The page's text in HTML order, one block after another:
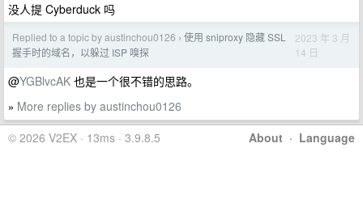
没人提 Cyberduck 吗
Replied to a topic by austinchou0126 › 使用 sniproxy 隐藏 SSL
握手时的域名，以躲过 ISP 嗅探
2023 年 3 月
14 日
@YGBlvcAK 也是一个很不错的思路。
» More replies by austinchou0126
About · Language
© 2026 V2EX · 13ms · 3.9.8.5